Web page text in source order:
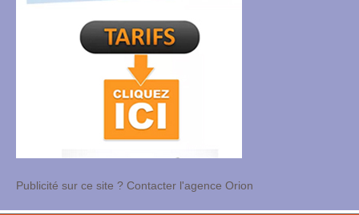
Publicité sur ce site ? Contacter l'agence Orion